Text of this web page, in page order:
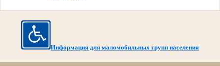
Информация для маломобильных групп населения